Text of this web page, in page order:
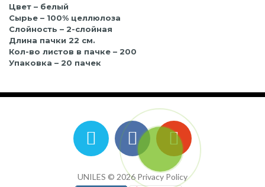
Цвет – белый
Сырье – 100% целлюлоза
Слойность – 2-слойная
Длина пачки 22 см.
Кол-во листов в пачке – 200
Упаковка – 20 пачек
UNILES © 2026 Privacy Policy